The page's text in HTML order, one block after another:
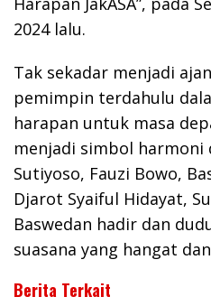
2024 lalu.
Tak sekadar menjadi
pemimpin terdahulu
harapan untuk masa
menjadi simbol harmoni
Sutiyoso, Fauzi Bowo,
Djarot Syaiful Hidayat,
Baswedan hadir dan
suasana yang hangat
Berita Terkait